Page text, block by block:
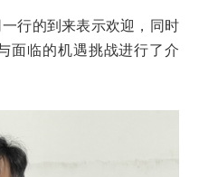
行的到来表示欢迎，同时
面临的机遇挑战进行了介